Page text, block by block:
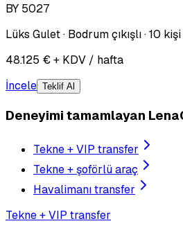
BY 5027
Lüks Gulet · Bodrum çıkışlı · 10 kişi
48.125 € + KDV / hafta
İncele Teklif Al
Deneyimi tamamlayan
Tekne + VIP transfer
Tekne + şoförlü araç
Havalimanı transfer
Tekne + VIP transfer